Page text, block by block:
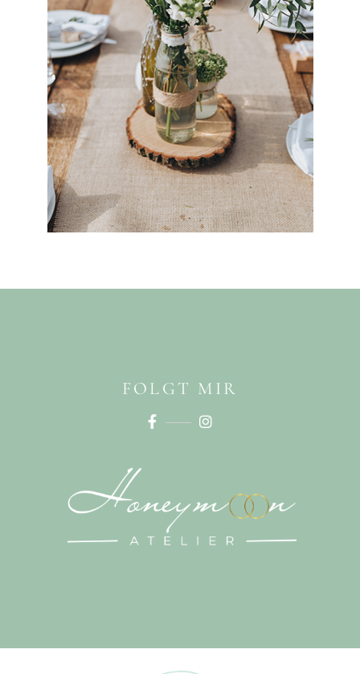
FOLGT MIR